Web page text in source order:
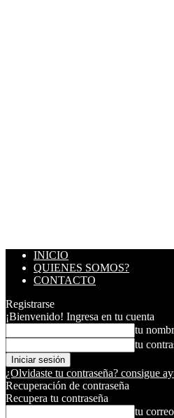
INICIO
QUIENES SOMOS?
CONTACTO
Registrarse
¡Bienvenido! Ingresa en tu cuenta
tu
tu
¿Olvidaste tu contraseña? consigue
Recuperación de contraseña
Recupera tu contraseña
tu